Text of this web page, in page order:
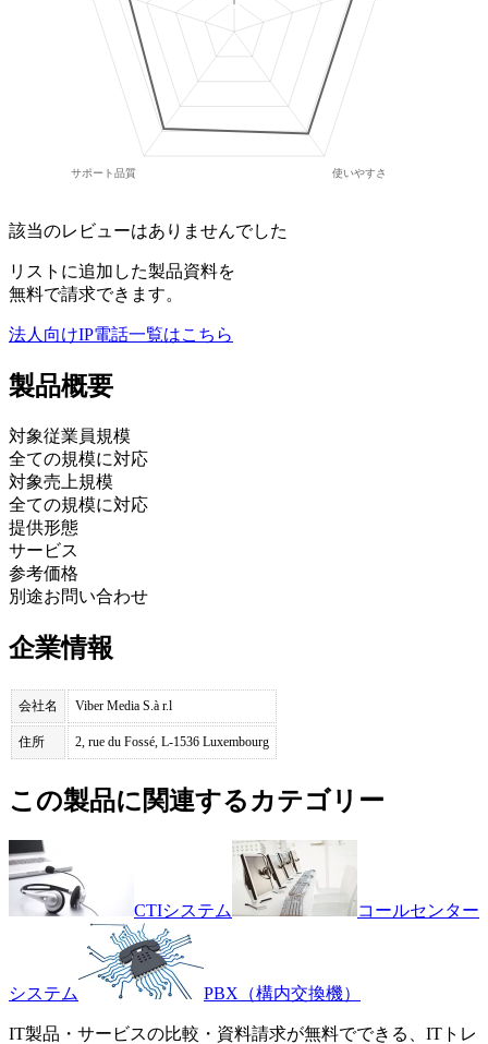
該当のレビューはありませんでした
リストに追加した製品資料を
無料で請求できます。
法人向けIP電話一覧はこちら
製品概要
対象従業員規模
全ての規模に対応
対象売上規模
全ての規模に対応
提供形態
サービス
参考価格
別途お問い合わせ
企業情報
会社名 Viber Media S.à r.l
住所 2, rue du Fossé, L-1536 Luxembourg
この製品に関連するカテゴリー
CTIシステム コールセンター
システム PBX（構内交換機）
IT製品・サービスの比較・資料請求が無料でできる、ITトレ